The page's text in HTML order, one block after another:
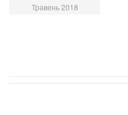
Травень 2018